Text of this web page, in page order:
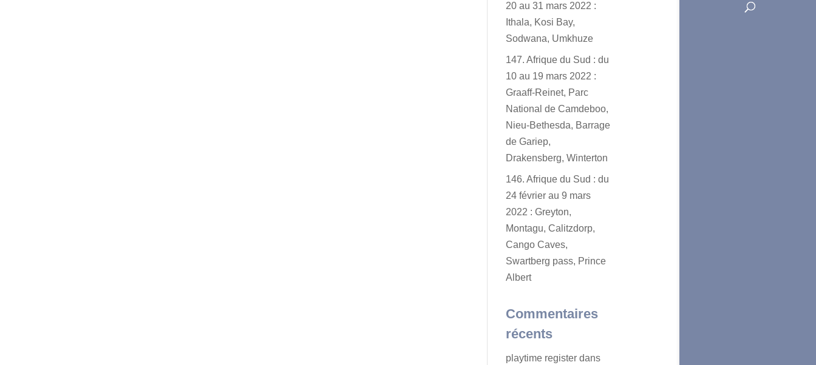
20 au 31 mars 2022 :
Ithala, Kosi Bay,
Sodwana, Umkhuze
147. Afrique du Sud : du
10 au 19 mars 2022 :
Graaff-Reinet, Parc
National de Camdeboo,
Nieu-Bethesda, Barrage
de Gariep,
Drakensberg, Winterton
146. Afrique du Sud : du
24 février au 9 mars
2022 : Greyton,
Montagu, Calitzdorp,
Cango Caves,
Swartberg pass, Prince
Albert
Commentaires
récents
playtime register dans